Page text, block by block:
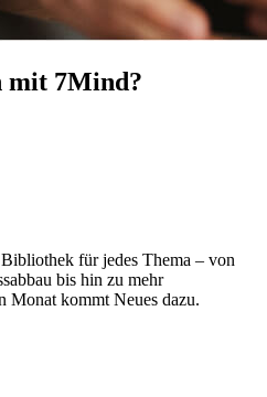
mit 7Mind?
für jedes Thema – von
bis hin zu mehr
Monat kommt Neues dazu.